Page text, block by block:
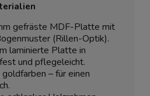
gefräste MDF-Platte mit
(Rillen-Optik).
laminierte Platte in
und pflegeleicht.
– für einen